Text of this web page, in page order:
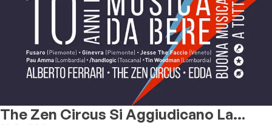
The Zen Circus Si Aggiudicano La